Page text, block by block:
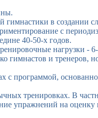
гимнастики в создании
с
40-50-х годов.
нагрузки - 6-
гимнастов и
с программой,
тренировках. В
упражнений на оценку